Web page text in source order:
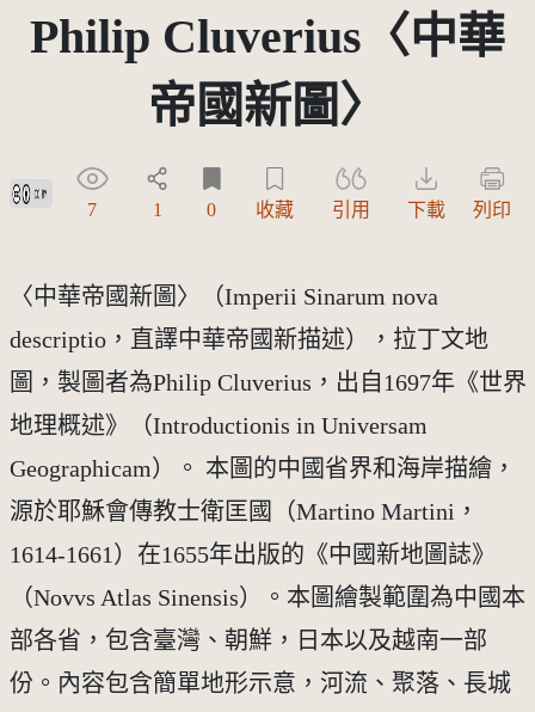
Philip Cluverius〈中華
帝國新圖〉
創用CC姓名標示 3.0 台灣及其後版本(CC BY 3.0 TW +)
7 1 0 收藏 引用 下載 列印
〈中華帝國新圖〉（Imperii Sinarum nova
descriptio，直譯中華帝國新描述），拉丁文地
圖，製圖者為Philip Cluverius，出自1697年《世界
地理概述》（Introductionis in Universam
Geographicam）。 本圖的中國省界和海岸描繪，
源於耶穌會傳教士衛匡國（Martino Martini，
1614-1661）在1655年出版的《中國新地圖誌》
（Novvs Atlas Sinensis）。本圖繪製範圍為中國本
部各省，包含臺灣、朝鮮，日本以及越南一部
份。內容包含簡單地形示意，河流、聚落、長城